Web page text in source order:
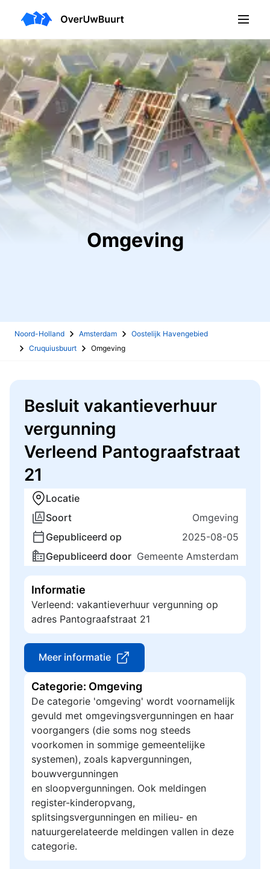
Omgeving
Noord-Holland Amsterdam
Oostelijk Havengebied
Cruquiusbuurt
Omgeving
Besluit vakantieverhuur
vergunning
Verleend Pantograafstraat
21
Locatie
Soort
Omgeving
Gepubliceerd op
2025-08-05
Gepubliceerd door Gemeente Amsterdam
Informatie
Verleend: vakantieverhuur vergunning op
adres Pantograafstraat 21
Meer informatie
Categorie: Omgeving
De categorie 'omgeving' wordt voornamelijk
gevuld met omgevingsvergunningen en haar
voorgangers (die soms nog steeds
voorkomen in sommige gemeentelijke
systemen), zoals kapvergunningen,
bouwvergunningen
en sloopvergunningen. Ook meldingen
register-kinderopvang,
splitsingsvergunningen en milieu- en
natuurgerelateerde meldingen vallen in deze
categorie.